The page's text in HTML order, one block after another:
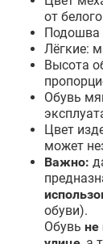
от
Лёгкие:
Высота
Обувь
Цвет
может
Важно:
обуви).
Обувь не